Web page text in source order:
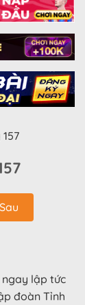
ngay lập tức
đoàn Tỉnh